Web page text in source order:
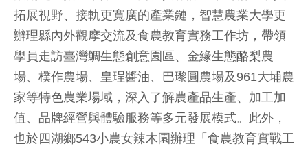
拓展視野、接軌更寬廣的產業鏈，智慧農業大學更
辦理縣內外觀摩交流及食農教育實務工作坊，帶領
學員走訪臺灣鯛生態創意園區、金緣生態酪梨農
場、樸作農場、皇珵醬油、巴瓈圓農場及961大埔農
家等特色農業場域，深入了解農產品生產、加工加
值、品牌經營與體驗服務等多元發展模式。此外，
也於四湖鄉543小農女辣木園辦理「食農教育實戰工